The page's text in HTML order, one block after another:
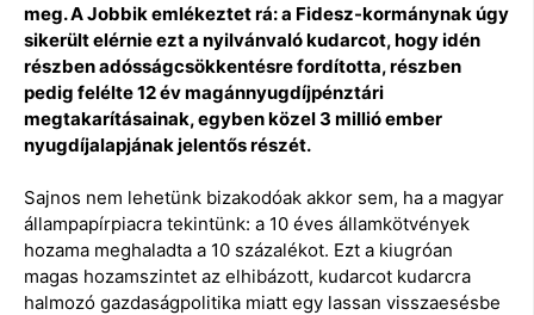
meg. A Jobbik emlékeztet rá: a Fidesz-kormánynak úgy
sikerült elérnie ezt a nyilvánvaló kudarcot, hogy idén
részben adósságcsökkentésre fordította, részben
pedig felélte 12 év magánnyugdíjpénztári
megtakarításainak, egyben közel 3 millió ember
nyugdíjalapjának jelentős részét.
Sajnos nem lehetünk bizakodóak akkor sem, ha a magyar
állampapírpiacra tekintünk: a 10 éves államkötvények
hozama meghaladta a 10 százalékot. Ezt a kiugróan
magas hozamszintet az elhibázott, kudarcot kudarcra
halmozó gazdaságpolitika miatt egy lassan visszaesésbe